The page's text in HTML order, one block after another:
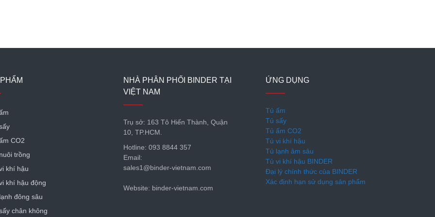
CO2
trồng
khí hậu
khí hậu động
đông sâu
chân không
NHÀ PHÂN PHỐI BINDER TẠI
VIỆT NAM
Trụ sở: 163 Tô Hiến Thành, Quận
10, TP.HCM.
Hotline: 093 8844 357
Email:
sales1@binder-vietnam.com
Website: binder-vietnam.com
ỨNG DỤNG
Tủ ấm
Tủ sấy
Tủ ấm CO2
Tủ vi khí hậu
Tủ lạnh âm sâu
Tủ vi khí hậu BINDER
Đại lý chính thức của BINDER
Xác định hạn sử dụng sản phẩm